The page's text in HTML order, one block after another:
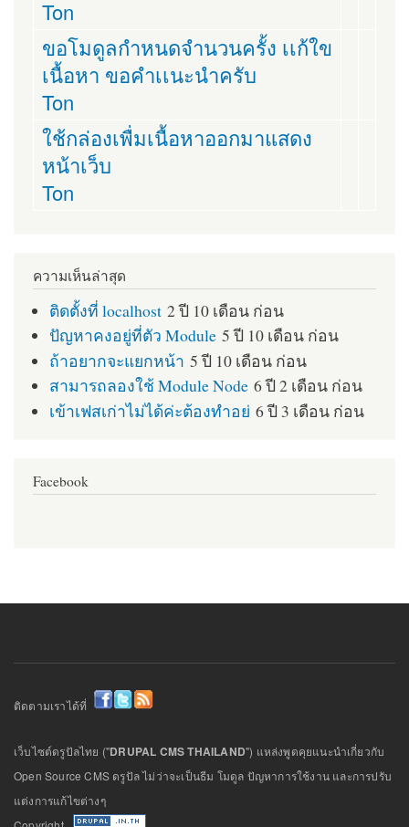
Ton
ขอโมดูลกำหนดจำนวนครั้ง เเก้ใข
เนื้อหา ขอคำเเนะนำครับ
Ton
ใช้กล่องเพื่มเนื้อหาออกมาแสดง
หน้าเว็บ
Ton
ความเห็นล่าสุด
ติดตั้งที่ localhost 2 ปี 10 เดือน ก่อน
ปัญหาคงอยู่ที่ตัว Module 5 ปี 10 เดือน ก่อน
ถ้าอยากจะแยกหน้า 5 ปี 10 เดือน ก่อน
สามารถลองใช้ Module Node 6 ปี 2 เดือน ก่อน
เข้าเฟสเก่าไม่ได้ค่ะต้องทำอย่ 6 ปี 3 เดือน ก่อน
Facebook
ติดตามเราได้ที่
เว็บไซต์ดรูปัลไทย ("DRUPAL CMS THAILAND") แหล่งพูดคุยแนะนำเกี่ยวกับ
Open Source CMS ดรูปัล ไม่ว่าจะเป็นธีม โมดูล ปัญหาการใช้งาน และการปรับ
แต่งการแก้ไขต่างๆ